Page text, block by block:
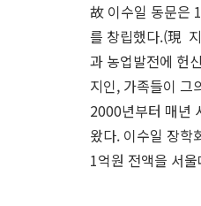
故 이수일 동문은
를 창립했다.(現
과 농업발전에 헌
지인, 가족들이 그
2000년부터 매년
왔다. 이수일 장학
1억원 전액을 서